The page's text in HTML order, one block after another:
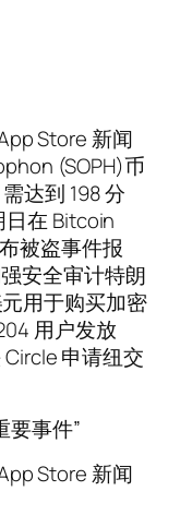
Store 新闻
(SOPH)币
达到 198 分
在 Bitcoin
被盗事件报
安全审计特朗
用于购买加密
用户发放
Circle 申请纽交
要事件”
Store 新闻